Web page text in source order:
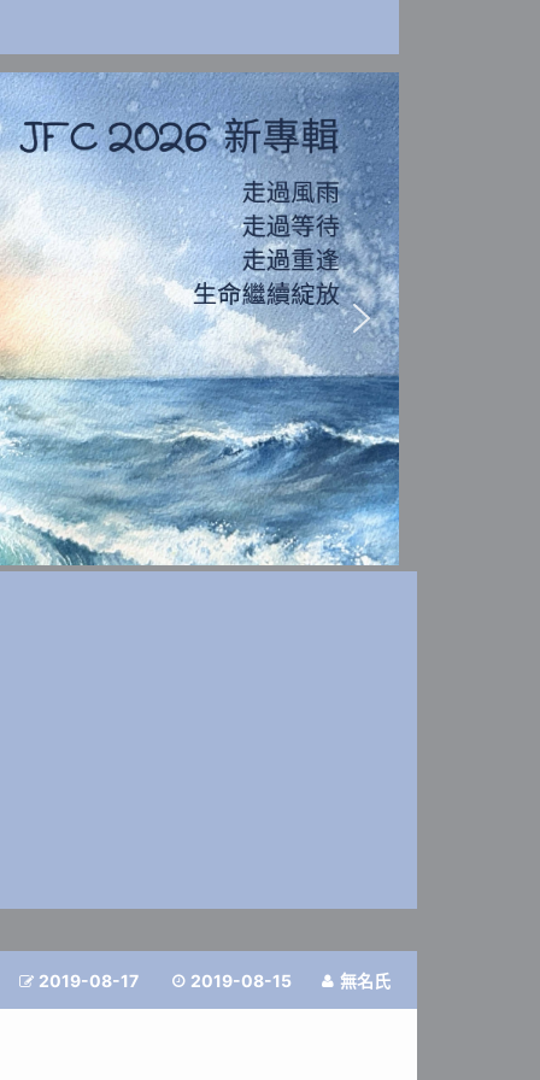
 2019-08-17  2019-08-15  無名氏